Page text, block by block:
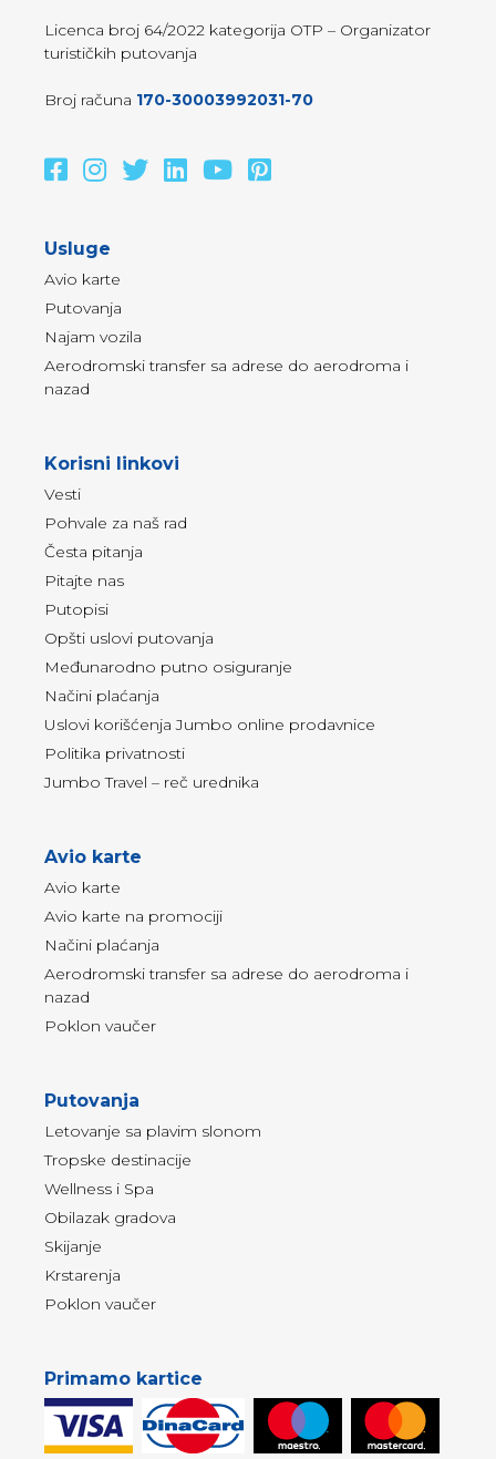
Licenca broj 64/2022 kategorija OTP – Organizator
turističkih putovanja
Broj računa 170-30003992031-70
Usluge
Avio karte
Putovanja
Najam vozila
Aerodromski transfer sa adrese do aerodroma i
nazad
Korisni linkovi
Vesti
Pohvale za naš rad
Česta pitanja
Pitajte nas
Putopisi
Opšti uslovi putovanja
Međunarodno putno osiguranje
Načini plaćanja
Uslovi korišćenja Jumbo online prodavnice
Politika privatnosti
Jumbo Travel – reč urednika
Avio karte
Avio karte
Avio karte na promociji
Načini plaćanja
Aerodromski transfer sa adrese do aerodroma i
nazad
Poklon vaučer
Putovanja
Letovanje sa plavim slonom
Tropske destinacije
Wellness i Spa
Obilazak gradova
Skijanje
Krstarenja
Poklon vaučer
Primamo kartice